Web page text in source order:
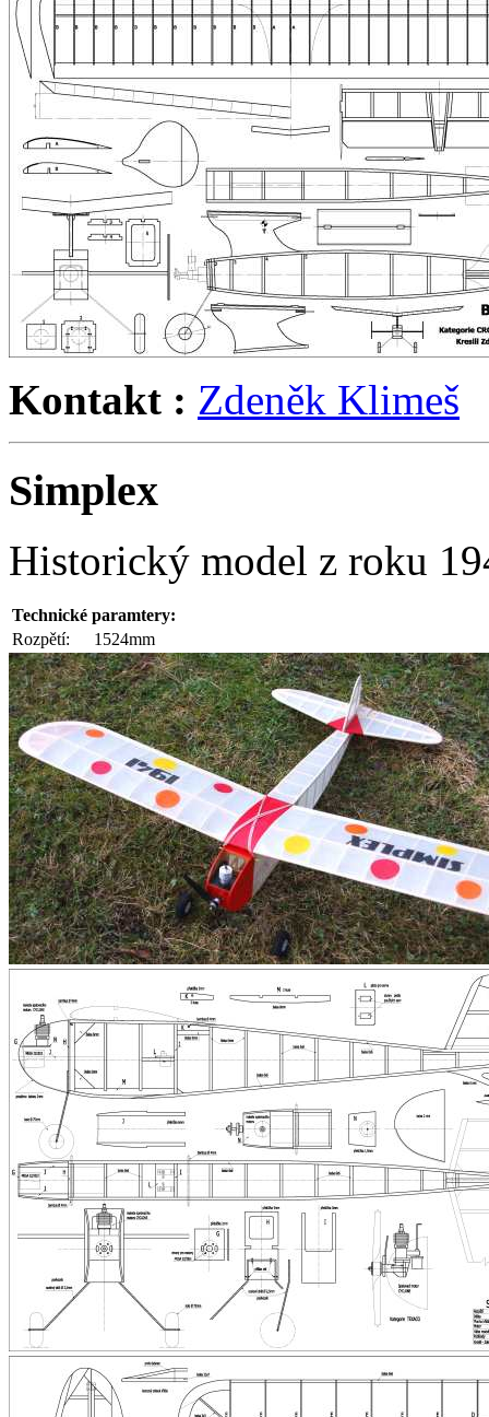
Kontakt : Zdeněk Klimeš
Simplex
Historický model z roku
Technické paramtery:
Rozpětí:
1524mm